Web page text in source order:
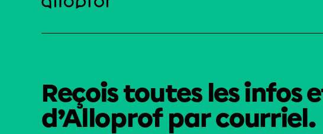
Reçois toutes les infos
d’Alloprof par courriel.